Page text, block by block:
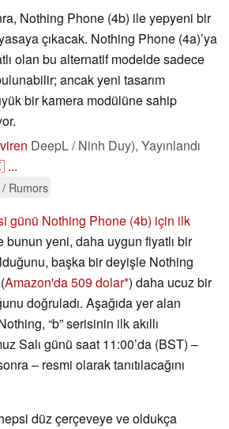
Nothing Phone (4b) ile yepyeni bir
çıkacak. Nothing Phone (4a)’ya
olan bu alternatif modelde sadece
ancak yeni tasarım
bir kamera modülüne sahip
DeepL / Ninh Duy), Yayınlandı
...
Rumors
günü Nothing Phone (4b) için ilk
bunun yeni, daha uygun fiyatlı bir
başka bir deyişle Nothing
Amazon'da 509 dolar ) daha ucuz bir
doğruladı. Aşağıda yer alan
“b” serisinin ilk akıllı
Salı günü saat 11:00’da (BST) –
– resmi olarak tanıtılacağını
düz çerçeveye ve oldukça